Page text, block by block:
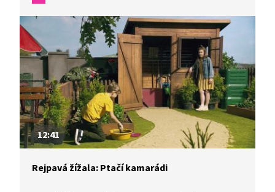
naše rodina tak, aby vybraný živočich nestrádal?
Jaké vybavení pro něj musíme mít?
12:41
Rejpavá žížala: Ptačí kamarádi